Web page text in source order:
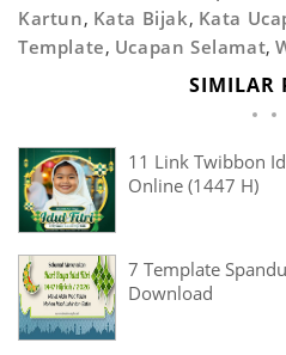
Kartun, Kata Bijak, Kata
Template, Ucapan Selamat,
SIMILAR
11 Link Twibbon
Online (1447 H)
7 Template
Download